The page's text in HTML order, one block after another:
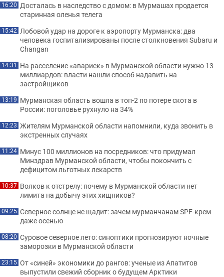
16:20 Досталась в наследство с домом: в Мурмашах продается
старинная оленья телега
15:42 Лобовой удар на дороге к аэропорту Мурманска: два
человека госпитализированы после столкновения Subaru и
Changan
14:31 На расселение «авариек» в Мурманской области нужно 13
миллиардов: власти нашли способ надавить на
застройщиков
13:19 Мурманская область вошла в топ-2 по потере скота в
России: поголовье рухнуло на 34%
12:23 Жителям Мурманской области напомнили, куда звонить в
экстренных случаях
11:24 Минус 100 миллионов на посредников: что придумал
Минздрав Мурманской области, чтобы покончить с
дефицитом льготных лекарств
10:37 Волков к отстрелу: почему в Мурманской области нет
лимита на добычу этих хищников?
09:25 Северное солнце не щадит: зачем мурманчанам SPF-крем
даже осенью
08:20 Суровое северное лето: синоптики прогнозируют ночные
заморозки в Мурманской области
23:15 От «синей» экономики до рангов: ученые из Апатитов
выпустили свежий сборник о будущем Арктики